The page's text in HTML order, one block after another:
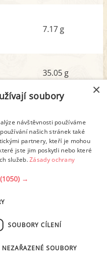
7.17 g
35.05 g
12.33 g
17.86 g
4.81 g
OSOBNÍCH ÚDAJŮ
×
soubory
návštěvnosti používáme
našich stránek také
partnery, kteří je mohou
jste jim poskytli nebo které
služeb.Zásady ochrany
(1050) →
SOUBORY CÍLENÍ
NEZAŘAZENÉ SOUBORY